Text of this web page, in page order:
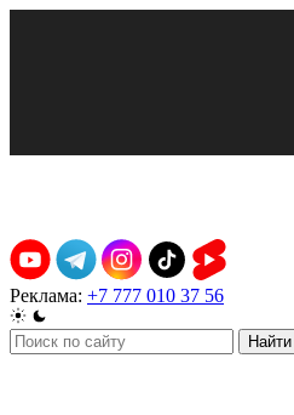
Реклама: +7 777 010 37 56
Найти